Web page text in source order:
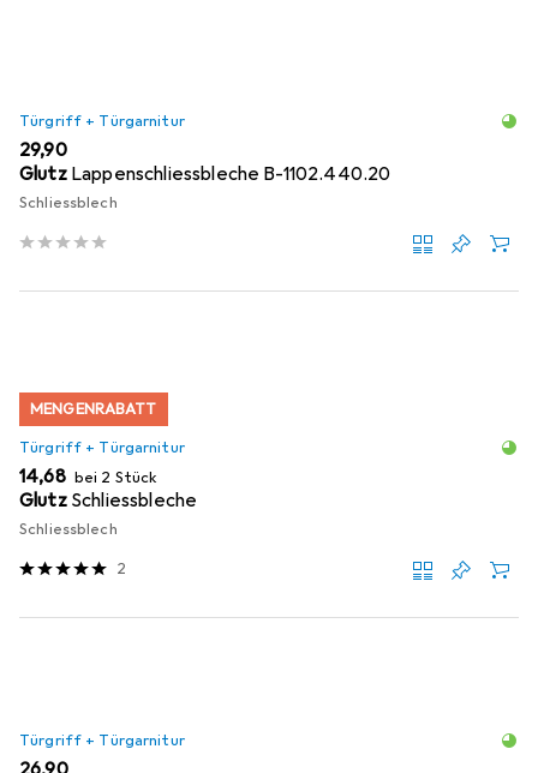
Türgriff + Türgarnitur
EUR
29,90
Glutz Lappenschliessbleche B-1102.440.20
Schliessblech
MENGENRABATT
Türgriff + Türgarnitur
EUR
14,68 bei 2 Stück
Glutz Schliessbleche
Schliessblech
2
Türgriff + Türgarnitur